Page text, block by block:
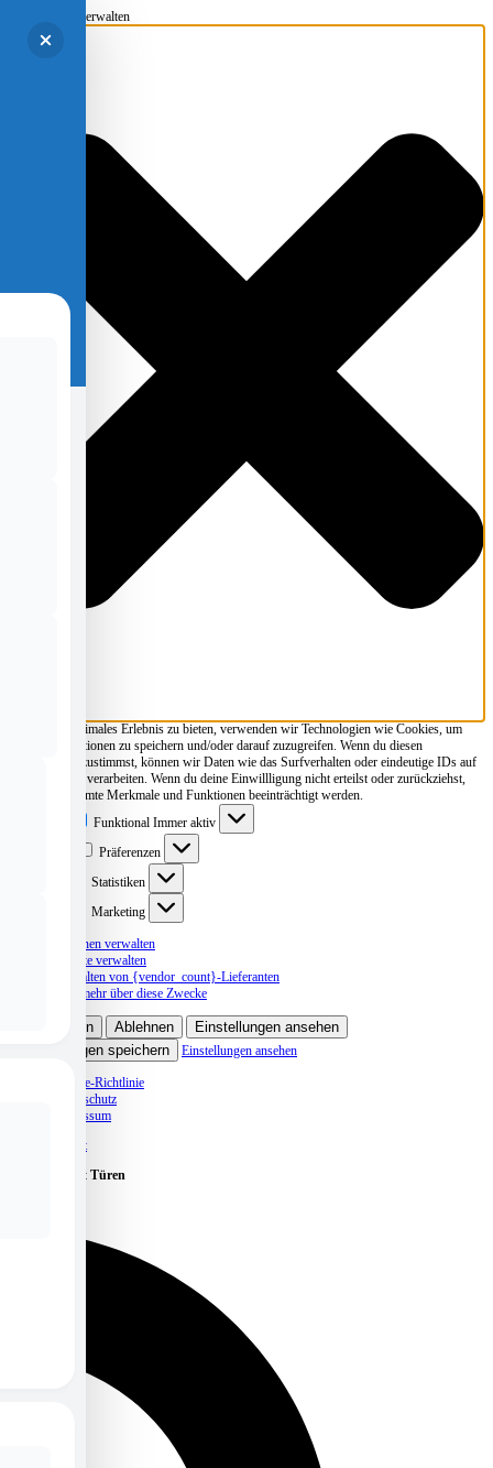
Einwilligung verwalten
Um dir ein optimales Erlebnis zu bieten, verwenden wir Technologien wie Cookies, um
Geräteinformationen zu speichern und/oder darauf zuzugreifen. Wenn du diesen
Technologien zustimmst, können wir Daten wie das Surfverhalten oder eindeutige IDs auf
dieser Website verarbeiten. Wenn du deine Einwillligung nicht erteilst oder zurückziehst,
können bestimmte Merkmale und Funktionen beeinträchtigt werden.
Funktional Immer aktiv
Präferenzen
Statistiken
Marketing
Optionen verwalten
Dienste verwalten
Verwalten von {vendor_count}-Lieferanten
Lese mehr über diese Zwecke
Akzeptieren Ablehnen
Einstellungen ansehen
Einstellungen speichern
Einstellungen ansehen
Cookie-Richtlinie
Datenschutz
Impressum
Skip to content
Caritas öffnet Türen